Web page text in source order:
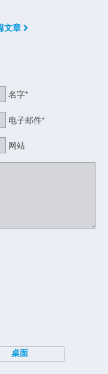
文章
名字*
电子邮件*
网站
桌面